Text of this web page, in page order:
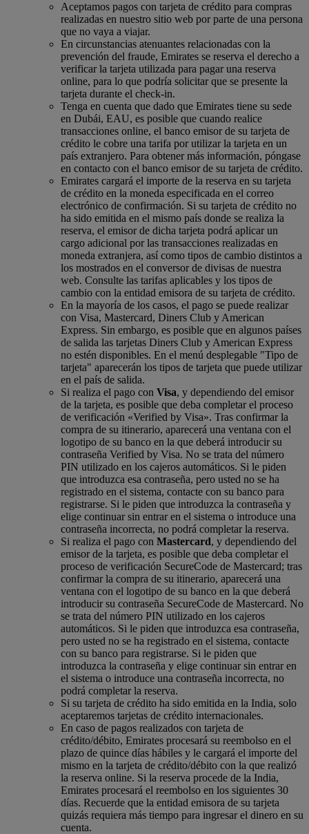
Aceptamos pagos con tarjeta de crédito para compras
realizadas en nuestro sitio web por parte de una persona
que no vaya a viajar.
En circunstancias atenuantes relacionadas con la
prevención del fraude, Emirates se reserva el derecho a
verificar la tarjeta utilizada para pagar una reserva
online, para lo que podría solicitar que se presente la
tarjeta durante el check-in.
Tenga en cuenta que dado que Emirates tiene su sede
en Dubái, EAU, es posible que cuando realice
transacciones online, el banco emisor de su tarjeta de
crédito le cobre una tarifa por utilizar la tarjeta en un
país extranjero. Para obtener más información, póngase
en contacto con el banco emisor de su tarjeta de crédito.
Emirates cargará el importe de la reserva en su tarjeta
de crédito en la moneda especificada en el correo
electrónico de confirmación. Si su tarjeta de crédito no
ha sido emitida en el mismo país donde se realiza la
reserva, el emisor de dicha tarjeta podrá aplicar un
cargo adicional por las transacciones realizadas en
moneda extranjera, así como tipos de cambio distintos a
los mostrados en el conversor de divisas de nuestra
web. Consulte las tarifas aplicables y los tipos de
cambio con la entidad emisora de su tarjeta de crédito.
En la mayoría de los casos, el pago se puede realizar
con Visa, Mastercard, Diners Club y American
Express. Sin embargo, es posible que en algunos países
de salida las tarjetas Diners Club y American Express
no estén disponibles. En el menú desplegable "Tipo de
tarjeta" aparecerán los tipos de tarjeta que puede utilizar
en el país de salida.
Si realiza el pago con Visa, y dependiendo del emisor
de la tarjeta, es posible que deba completar el proceso
de verificación «Verified by Visa». Tras confirmar la
compra de su itinerario, aparecerá una ventana con el
logotipo de su banco en la que deberá introducir su
contraseña Verified by Visa. No se trata del número
PIN utilizado en los cajeros automáticos. Si le piden
que introduzca esa contraseña, pero usted no se ha
registrado en el sistema, contacte con su banco para
registrarse. Si le piden que introduzca la contraseña y
elige continuar sin entrar en el sistema o introduce una
contraseña incorrecta, no podrá completar la reserva.
Si realiza el pago con Mastercard, y dependiendo del
emisor de la tarjeta, es posible que deba completar el
proceso de verificación SecureCode de Mastercard; tras
confirmar la compra de su itinerario, aparecerá una
ventana con el logotipo de su banco en la que deberá
introducir su contraseña SecureCode de Mastercard. No
se trata del número PIN utilizado en los cajeros
automáticos. Si le piden que introduzca esa contraseña,
pero usted no se ha registrado en el sistema, contacte
con su banco para registrarse. Si le piden que
introduzca la contraseña y elige continuar sin entrar en
el sistema o introduce una contraseña incorrecta, no
podrá completar la reserva.
Si su tarjeta de crédito ha sido emitida en la India, solo
aceptaremos tarjetas de crédito internacionales.
En caso de pagos realizados con tarjeta de
crédito/débito, Emirates procesará su reembolso en el
plazo de quince días hábiles y le cargará el importe del
mismo en la tarjeta de crédito/débito con la que realizó
la reserva online. Si la reserva procede de la India,
Emirates procesará el reembolso en los siguientes 30
días. Recuerde que la entidad emisora de su tarjeta
quizás requiera más tiempo para ingresar el dinero en su
cuenta.